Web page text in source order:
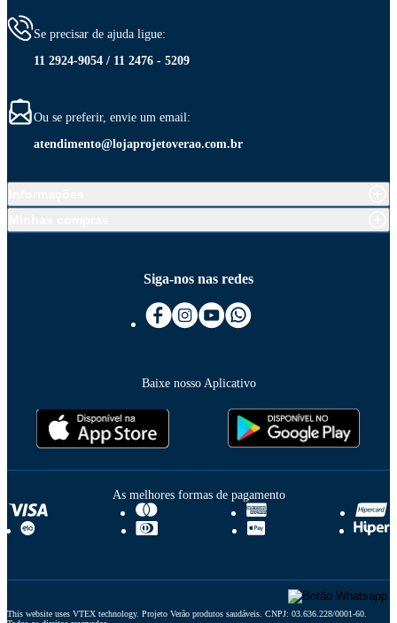
Se precisar de ajuda ligue:
11 2924-9054 / 11 2476 - 5209
Ou se preferir, envie um email:
atendimento@lojaprojetoverao.com.br
Siga-nos nas redes
Baixe nosso Aplicativo
As melhores formas de pagamento
This website uses VTEX technology. Projeto Verão produtos saudáveis. CNPJ: 03.636.228/0001-60.